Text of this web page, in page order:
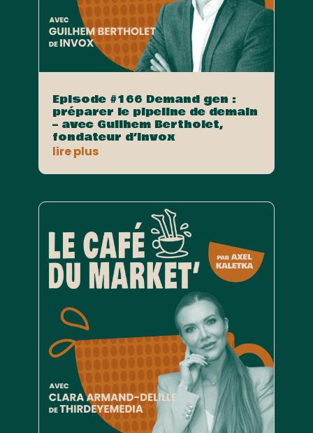
Episode #166 Demand gen :
préparer le pipeline de demain
– avec Guilhem Bertholet,
fondateur d’Invox
lire plus